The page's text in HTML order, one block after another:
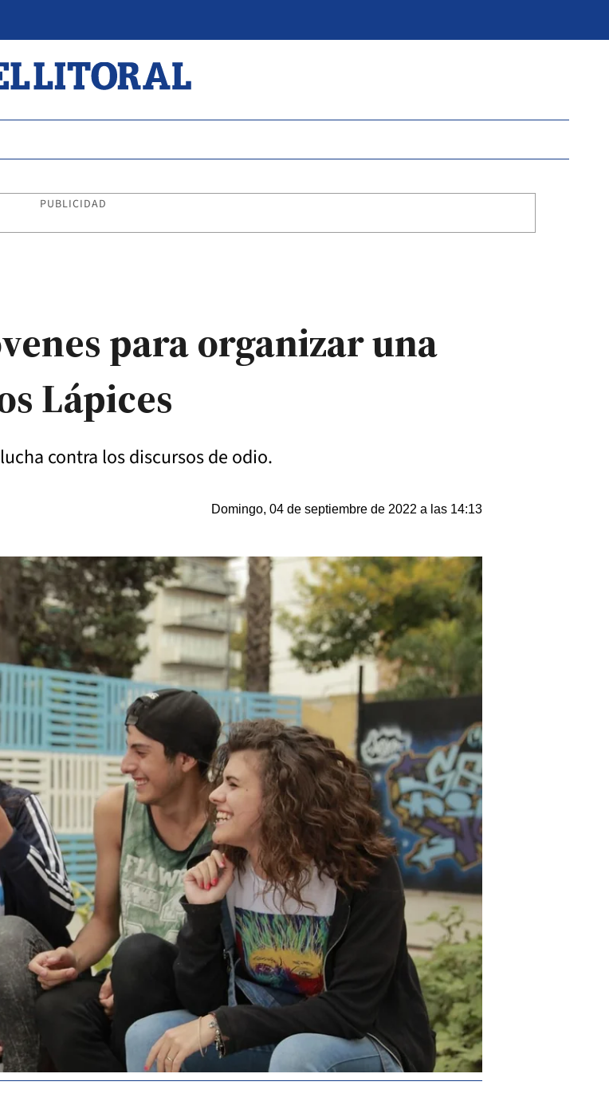
PUBLICIDAD
para organizar una
Lápices
contra los discursos de odio.
Domingo, 04 de septiembre de 2022 a las 14:13